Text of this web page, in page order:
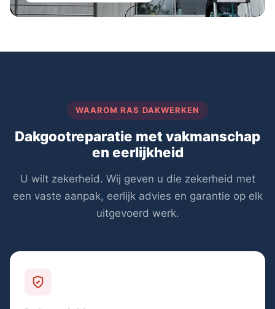
WAAROM RAS DAKWERKEN
Dakgootreparatie met vakmanschap
en eerlijkheid
U wilt zekerheid. Wij geven u die zekerheid met
een vaste aanpak, eerlijk advies en garantie op elk
uitgevoerd werk.